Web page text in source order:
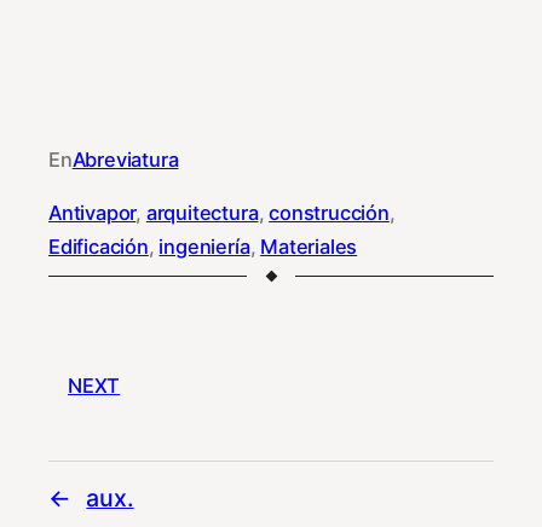
EnAbreviatura
Antivapor, arquitectura, construcción
Edificación, ingeniería, Materiales
NEXT
aux.